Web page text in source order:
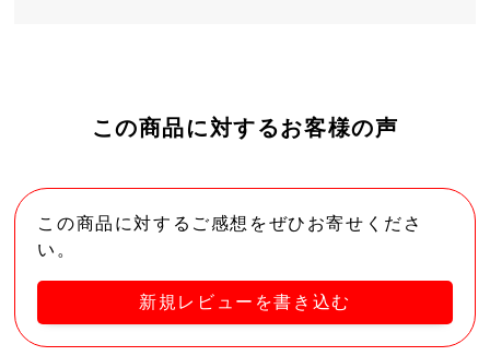
この商品に対するお客様の声
この商品に対するご感想をぜひお寄せくださ
い。
新規レビューを書き込む